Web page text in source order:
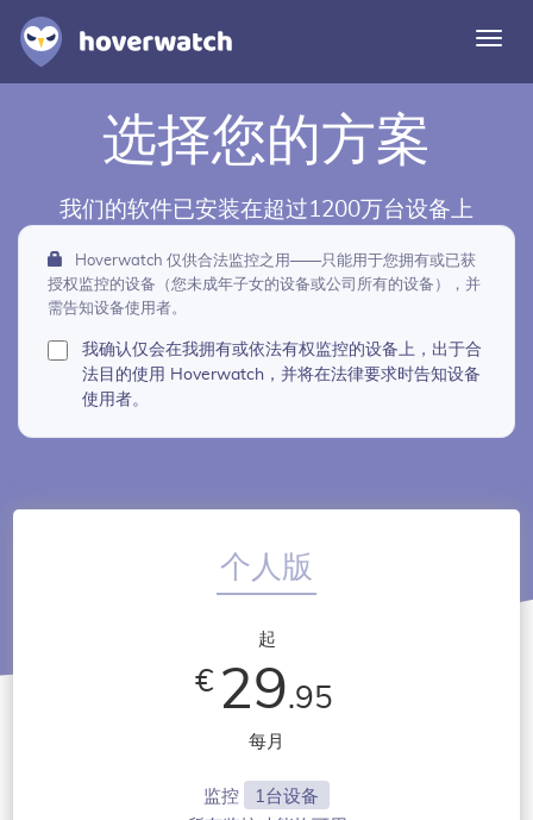
切
功能
解决方案
登录
免费注册
选择您的方案
我们的软件已安装在超过1200万台设备上
个人版
起
€ 29.95
每月
监控
1台设备
Hoverwatch 仅供合法监控之用——只能用于您拥有或已获
授权监控的设备（您未成年子女的设备或公司所有的设备），并
需告知设备使用者。
我确认仅会在我拥有或依法有权监控的设备上，出于合
法目的使用 Hoverwatch，并将在法律要求时告知设备
使用者。